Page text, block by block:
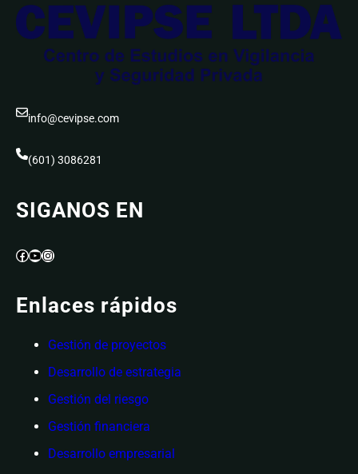
info@cevipse.com
(601) 3086281
SIGANOS EN
Facebook YouTube Instagram
Enlaces rápidos
Gestión de proyectos
Desarrollo de estrategia
Gestión del riesgo
Gestión financiera
Desarrollo empresarial